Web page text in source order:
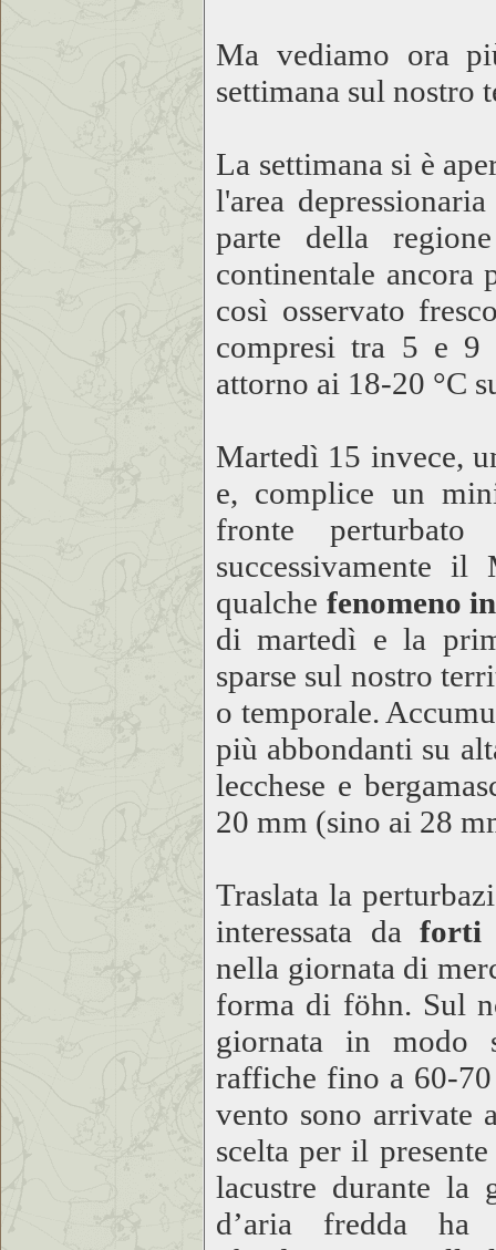
Ma vediamo ora
settimana sul
La settimana si è
l'area
parte della
continentale
così osservato
compresi tra 5 e 9
attorno ai 18-20 °C
Martedì 15 invece,
e, complice un
fronte
successivamente
qualche fenomeno
di martedì e la
sparse sul nostro
o temporale.
più abbondanti su
lecchese e
20 mm (sino ai 28
Traslata la
interessata da forti
nella giornata di
forma di föhn. Sul
giornata in modo
raffiche fino a 60-
vento sono arrivate
scelta per il
lacustre durante la
d’aria fredda